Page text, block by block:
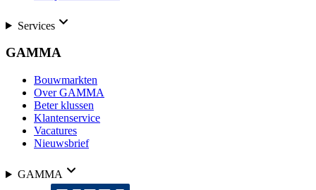
Services
GAMMA
Bouwmarkten
Over GAMMA
Beter klussen
Klantenservice
Vacatures
Nieuwsbrief
GAMMA